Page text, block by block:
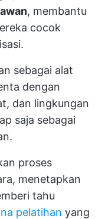
, membantu
cocok
sebagai alat
dengan
dan lingkungan
saja sebagai
proses
menetapkan
tahu
pelatihan yang